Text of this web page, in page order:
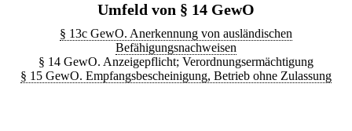
Umfeld von § 14 GewO
§ 13c GewO. Anerkennung von ausländischen
Befähigungsnachweisen
§ 14 GewO. Anzeigepflicht; Verordnungsermächtigung
§ 15 GewO. Empfangsbescheinigung, Betrieb ohne Zulassung